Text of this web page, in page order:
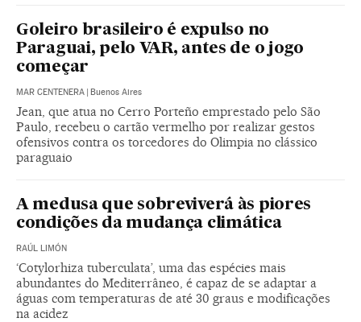
Goleiro brasileiro é expulso no
Paraguai, pelo VAR, antes de o jogo
começar
MAR CENTENERA | Buenos Aires
Jean, que atua no Cerro Porteño emprestado pelo São
Paulo, recebeu o cartão vermelho por realizar gestos
ofensivos contra os torcedores do Olimpia no clássico
paraguaio
A medusa que sobreviverá às piores
condições da mudança climática
RAÚL LIMÓN
‘Cotylorhiza tuberculata’, uma das espécies mais
abundantes do Mediterrâneo, é capaz de se adaptar a
águas com temperaturas de até 30 graus e modificações
na acidez